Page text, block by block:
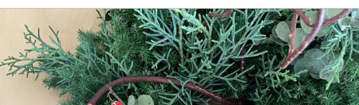
当分併用致します☆ ※ワークショップのご参加での割引利用は 当日店頭にて差
額分を精算させて頂きます。 ◇講師◇ HO_tms124 @ho_tms124 ◇場所◇
zakka&hairsalon Douce 店内 ワークショップスペース 江戸川区南篠崎田町3-1-1
メゾンSUGA II 1F 都営新宿線瑞江駅南口より徒歩3分 03-6638-6050